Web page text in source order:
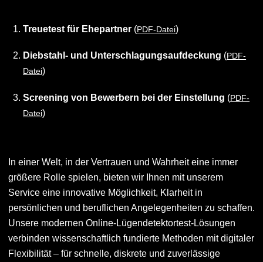
Treuetest für Ehepartner (PDF-Datei)
Diebstahl- und Unterschlagungsaufdeckung (PDF-
Datei)
Screening von Bewerbern bei der Einstellung (PDF-
Datei)
In einer Welt, in der Vertrauen und Wahrheit eine immer
größere Rolle spielen, bieten wir Ihnen mit unserem
Service eine innovative Möglichkeit, Klarheit in
persönlichen und beruflichen Angelegenheiten zu schaffen.
Unsere modernen Online-Lügendetektortest-Lösungen
verbinden wissenschaftlich fundierte Methoden mit digitaler
Flexibilität – für schnelle, diskrete und zuverlässige